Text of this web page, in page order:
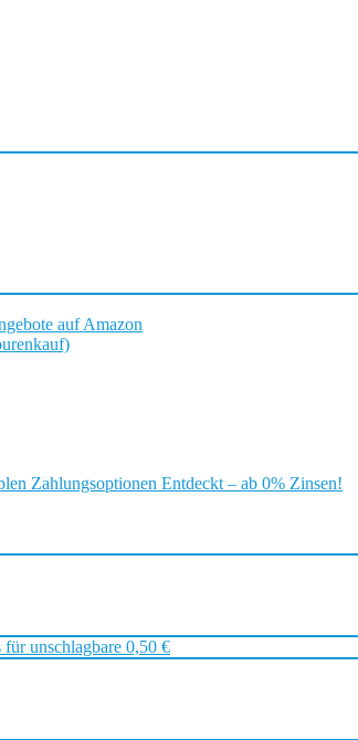
auf Amazon
Zahlungsoptionen Entdeckt – ab 0% Zinsen!
unschlagbare 0,50 €